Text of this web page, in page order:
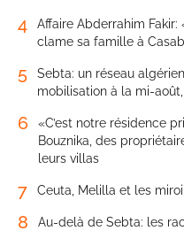
4
Affaire Abderrahim Fakir:
clame sa famille à
5
Sebta: un réseau
mobilisation à la mi-
6
«C’est notre résidence
Bouznika, des
leurs villas
7 Ceuta, Melilla et les
8 Au-delà de Sebta: les